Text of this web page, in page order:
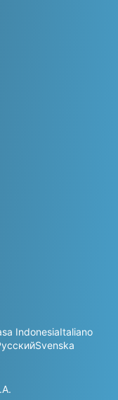
IndonesiaItaliano
Svenska